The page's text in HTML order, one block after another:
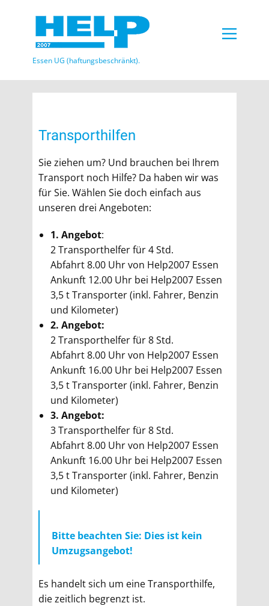
Essen UG (haftungsbeschränkt)​.
Transporthilfen
Sie ziehen um? Und brauchen bei Ihrem
Transport noch Hilfe? Da haben wir was
für Sie. Wählen Sie doch einfach aus
unseren drei Angeboten:
1. Angebot:
2 Transporthelfer für 4 Std.
Abfahrt 8.00 Uhr von Help2007 Essen
Ankunft 12.00 Uhr bei Help2007 Essen
3,5 t Transporter (inkl. Fahrer, Benzin
und Kilometer)
2. Angebot:
2 Transporthelfer für 8 Std.
Abfahrt 8.00 Uhr von Help2007 Essen
Ankunft 16.00 Uhr bei Help2007 Essen
3,5 t Transporter (inkl. Fahrer, Benzin
und Kilometer)
3. Angebot:
3 Transporthelfer für 8 Std.
Abfahrt 8.00 Uhr von Help2007 Essen
Ankunft 16.00 Uhr bei Help2007 Essen
3,5 t Transporter (inkl. Fahrer, Benzin
und Kilometer)
Bitte beachten Sie: Dies ist kein
Umzugsangebot!
Es handelt sich um eine Transporthilfe,
die zeitlich begrenzt ist.